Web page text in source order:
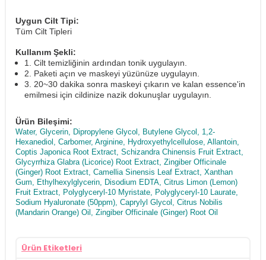
Uygun Cilt Tipi:
Tüm Cilt Tipleri
Kullanım Şekli:
1. Cilt temizliğinin ardından tonik uygulayın.
2. Paketi açın ve maskeyi yüzünüze uygulayın.
3. 20~30 dakika sonra maskeyi çıkarın ve kalan essence'in
emilmesi için cildinize nazik dokunuşlar uygulayın.
Ürün Bileşimi:
Water, Glycerin, Dipropylene Glycol, Butylene Glycol, 1,2-
Hexanediol, Carbomer, Arginine, Hydroxyethylcellulose, Allantoin,
Coptis Japonica Root Extract, Schizandra Chinensis Fruit Extract,
Glycyrrhiza Glabra (Licorice) Root Extract, Zingiber Officinale
(Ginger) Root Extract, Camellia Sinensis Leaf Extract, Xanthan
Gum, Ethylhexylglycerin, Disodium EDTA, Citrus Limon (Lemon)
Fruit Extract, Polyglyceryl-10 Myristate, Polyglyceryl-10 Laurate,
Sodium Hyaluronate (50ppm), Caprylyl Glycol, Citrus Nobilis
(Mandarin Orange) Oil, Zingiber Officinale (Ginger) Root Oil
Ürün Etiketleri